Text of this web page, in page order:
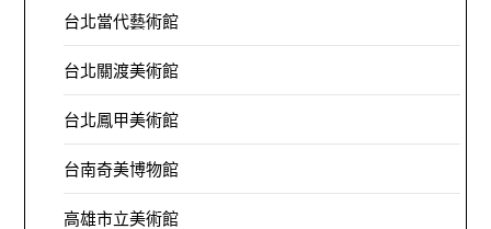
台北當代藝術館
台北關渡美術館
台北鳳甲美術館
台南奇美博物館
高雄市立美術館